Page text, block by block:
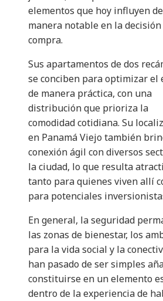
elementos que hoy influyen de
manera notable en la decisión
compra.
Sus apartamentos de dos
se conciben para optimizar el
de manera práctica, con una
distribución que prioriza la
comodidad cotidiana. Su
en Panamá Viejo también
conexión ágil con diversos
la ciudad, lo que resulta
tanto para quienes viven allí
para potenciales
En general, la seguridad
las zonas de bienestar, los
para la vida social y la
han pasado de ser simples
constituirse en un elemento
dentro de la experiencia de